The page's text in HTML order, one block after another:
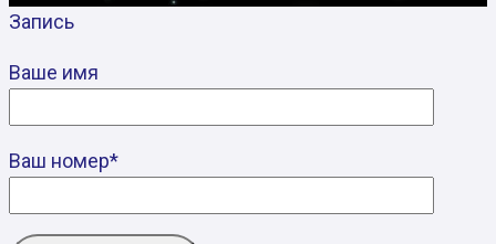
Запись
Ваше имя
Ваш номер*